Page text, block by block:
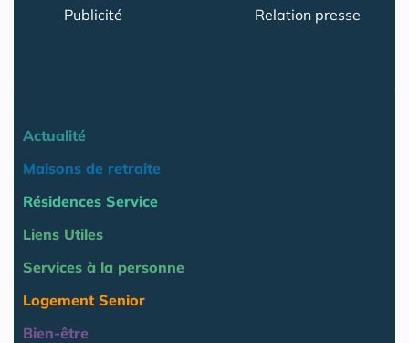
Publicité
Relation presse
Actualité
Maisons de retraite
Résidences Service
Liens Utiles
Services à la personne
Logement Senior
Bien-être